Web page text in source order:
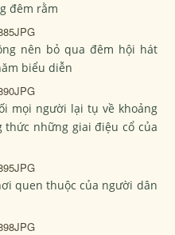
đêm rằm
nên bỏ qua đêm hội hát
biểu diễn
mọi người lại tụ về khoảng
thức những giai điệu cổ của
quen thuộc của người dân